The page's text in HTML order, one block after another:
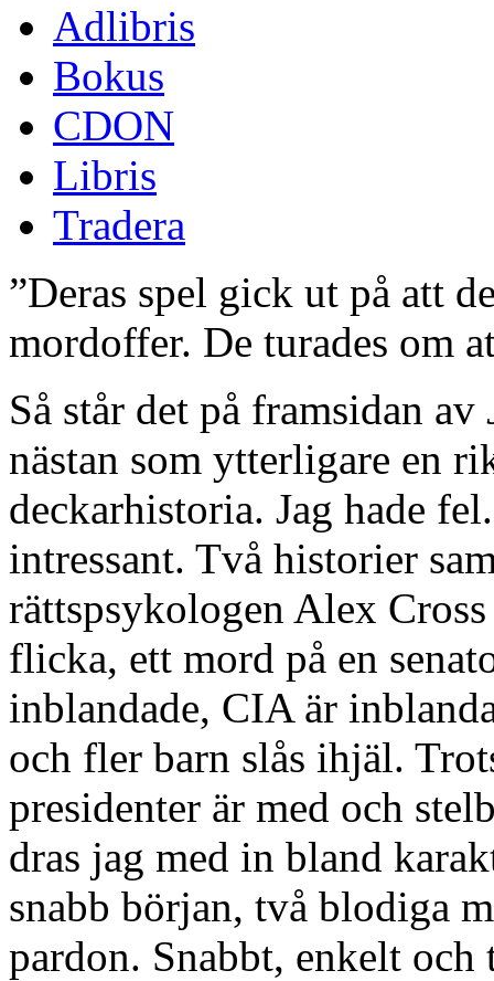
Adlibris
Bokus
CDON
Libris
Tradera
”Deras spel gick ut på att
mordoffer. De turades om
Så står det på framsidan av
nästan som ytterligare en
deckarhistoria. Jag hade
intressant. Två historier
rättspsykologen Alex
flicka, ett mord på en
inblandade, CIA är
och fler barn slås ihjäl.
presidenter är med och
dras jag med in bland
snabb början, två blodiga
pardon. Snabbt, enkelt